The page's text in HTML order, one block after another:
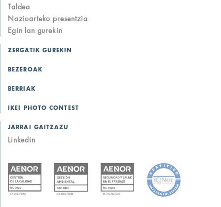
Taldea
Nazioarteko presentzia
Egin lan gurekin
ZERGATIK GUREKIN
BEZEROAK
BERRIAK
IKEI PHOTO CONTEST
JARRAI GAITZAZU
Linkedin